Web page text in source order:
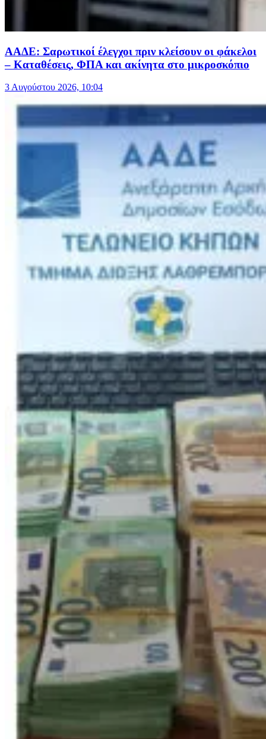
ΑΑΔΕ: Σαρωτικοί έλεγχοι πριν κλείσουν οι φάκελοι
– Καταθέσεις, ΦΠΑ και ακίνητα στο μικροσκόπιο
3 Αυγούστου 2026, 10:04